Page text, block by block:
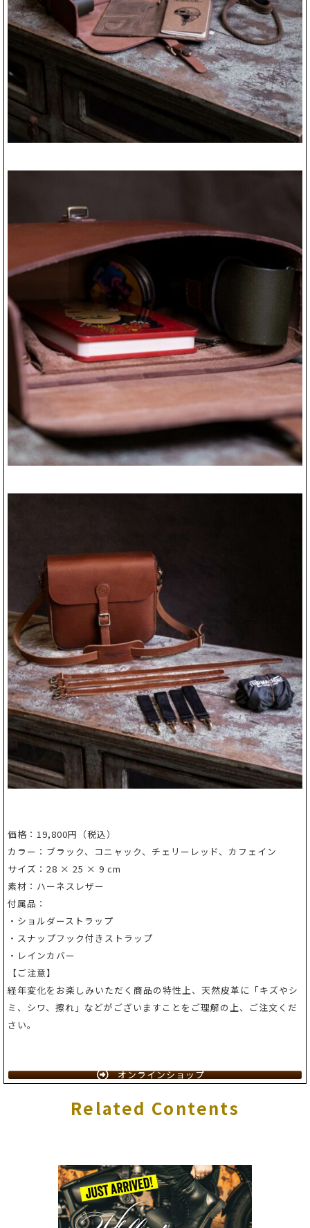
価格：19,800円（税込）
カラー：ブラック、コニャック、チェリーレッド、カフェイン
サイズ：28 × 25 × 9 cm
素材：ハーネスレザー
付属品：
・ショルダーストラップ
・スナップフック付きストラップ
・レインカバー
【ご注意】
経年変化をお楽しみいただく商品の特性上、天然皮革に「キズやシ
ミ、シワ、擦れ」などがございますことをご理解の上、ご注文くだ
さい。
オンラインショップ
Related Contents